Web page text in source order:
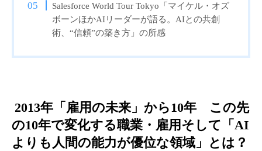
Salesforce World Tour Tokyo「マイケル・オズ
ボーンほかAIリーダーが語る。AIとの共創
術、“信頼”の築き方」の所感
2013年「雇用の未来」から10年 この先
の10年で変化する職業・雇用そして「AI
よりも人間の能力が優位な領域」とは？